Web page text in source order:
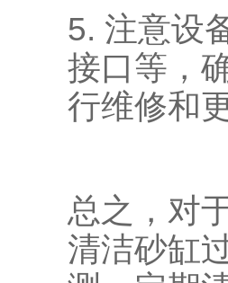
5. 注意设
接口等，
行维修和
总之，对
清洁砂缸